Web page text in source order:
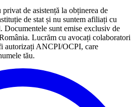
de asistență la obținerea de
de stat și nu suntem afiliați cu
Documentele sunt emise exclusiv de
Lucrăm cu avocați colaboratori
autorizați ANCPI/OCPI, care
tău.